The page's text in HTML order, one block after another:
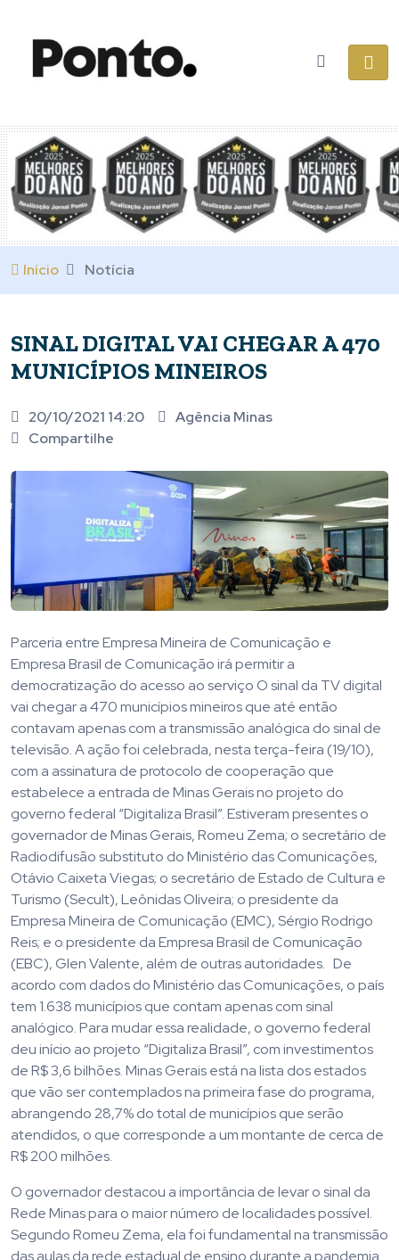
Início Notícia
SINAL DIGITAL VAI CHEGAR A 470
MUNICÍPIOS MINEIROS
20/10/2021 14:20
Agência Minas
Compartilhe
Parceria entre Empresa Mineira de Comunicação e
Empresa Brasil de Comunicação irá permitir a
democratização do acesso ao serviço O sinal da TV digital
vai chegar a 470 municípios mineiros que até então
contavam apenas com a transmissão analógica do sinal de
televisão. A ação foi celebrada, nesta terça-feira (19/10),
com a assinatura de protocolo de cooperação que
estabelece a entrada de Minas Gerais no projeto do
governo federal “Digitaliza Brasil”. Estiveram presentes o
governador de Minas Gerais, Romeu Zema; o secretário de
Radiodifusão substituto do Ministério das Comunicações,
Otávio Caixeta Viegas; o secretário de Estado de Cultura e
Turismo (Secult), Leônidas Oliveira; o presidente da
Empresa Mineira de Comunicação (EMC), Sérgio Rodrigo
Reis; e o presidente da Empresa Brasil de Comunicação
(EBC), Glen Valente, além de outras autoridades. De
acordo com dados do Ministério das Comunicações, o país
tem 1.638 municípios que contam apenas com sinal
analógico. Para mudar essa realidade, o governo federal
deu início ao projeto “Digitaliza Brasil”, com investimentos
de R$ 3,6 bilhões. Minas Gerais está na lista dos estados
que vão ser contemplados na primeira fase do programa,
abrangendo 28,7% do total de municípios que serão
atendidos, o que corresponde a um montante de cerca de
R$ 200 milhões.
O governador destacou a importância de levar o sinal da
Rede Minas para o maior número de localidades possível.
Segundo Romeu Zema, ela foi fundamental na transmissão